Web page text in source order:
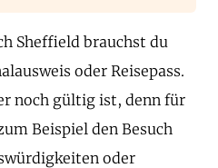
Sheffield brauchst du
oder Reisepass.
noch gültig ist, denn für
Beispiel den Besuch
oder